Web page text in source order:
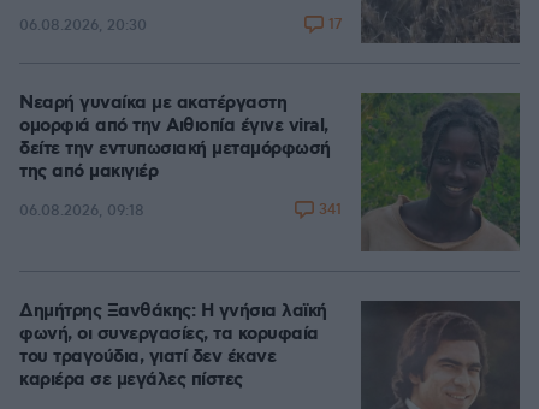
06.08.2026, 20:30 17
Νεαρή γυναίκα με ακατέργαστη
ομορφιά από την Αιθιοπία έγινε viral,
δείτε την εντυπωσιακή μεταμόρφωσή
της από μακιγιέρ
06.08.2026, 09:18 341
Δημήτρης Ξανθάκης: Η γνήσια λαϊκή
φωνή, οι συνεργασίες, τα κορυφαία
του τραγούδια, γιατί δεν έκανε
καριέρα σε μεγάλες πίστες